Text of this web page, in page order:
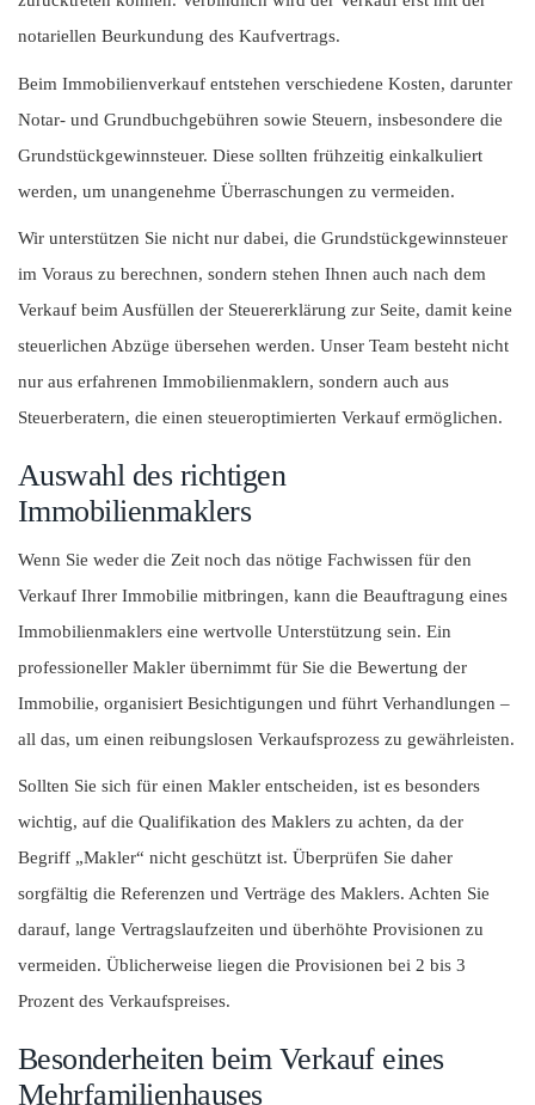
notariellen Beurkundung des Kaufvertrags.
Beim Immobilienverkauf entstehen verschiedene Kosten, darunter
Notar- und Grundbuchgebühren sowie Steuern, insbesondere die
Grundstückgewinnsteuer. Diese sollten frühzeitig einkalkuliert
werden, um unangenehme Überraschungen zu vermeiden.
Wir unterstützen Sie nicht nur dabei, die Grundstückgewinnsteuer
im Voraus zu berechnen, sondern stehen Ihnen auch nach dem
Verkauf beim Ausfüllen der Steuererklärung zur Seite, damit keine
steuerlichen Abzüge übersehen werden. Unser Team besteht nicht
nur aus erfahrenen Immobilienmaklern, sondern auch aus
Steuerberatern, die einen steueroptimierten Verkauf ermöglichen.
Auswahl des richtigen
Immobilienmaklers
Wenn Sie weder die Zeit noch das nötige Fachwissen für den
Verkauf Ihrer Immobilie mitbringen, kann die Beauftragung eines
Immobilienmaklers eine wertvolle Unterstützung sein. Ein
professioneller Makler übernimmt für Sie die Bewertung der
Immobilie, organisiert Besichtigungen und führt Verhandlungen –
all das, um einen reibungslosen Verkaufsprozess zu gewährleisten.
Sollten Sie sich für einen Makler entscheiden, ist es besonders
wichtig, auf die Qualifikation des Maklers zu achten, da der
Begriff „Makler“ nicht geschützt ist. Überprüfen Sie daher
sorgfältig die Referenzen und Verträge des Maklers. Achten Sie
darauf, lange Vertragslaufzeiten und überhöhte Provisionen zu
vermeiden. Üblicherweise liegen die Provisionen bei 2 bis 3
Prozent des Verkaufspreises.
Besonderheiten beim Verkauf eines
Mehrfamilienhauses